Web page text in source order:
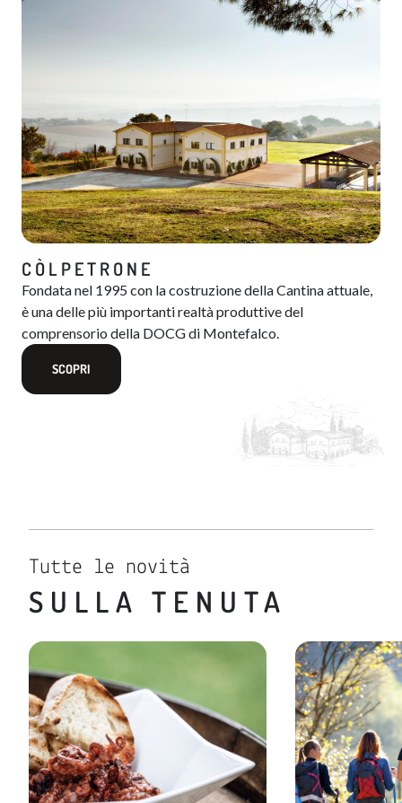
CÒLPETRONE
Fondata nel 1995 con la costruzione della Cantina attuale,
è una delle più importanti realtà produttive del
comprensorio della DOCG di Montefalco.
SCOPRI
Tutte le novità
SULLA TENUTA